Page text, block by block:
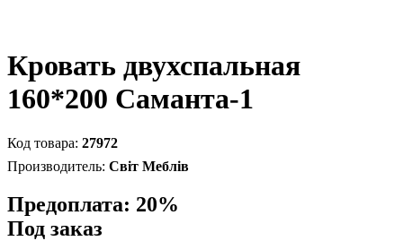
Кровать двухспальная
160*200 Саманта-1
27972
Світ Меблів
Предоплата: 20%
Под заказ